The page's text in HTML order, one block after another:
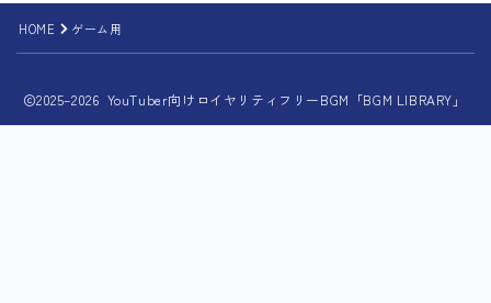
HOME ゲーム用
2025–2026 YouTuber向けロイヤリティフリーBGM「BGM LIBRARY」